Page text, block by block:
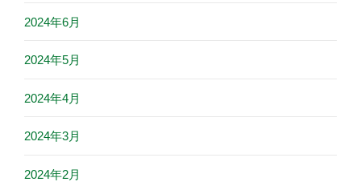
2024年6月
2024年5月
2024年4月
2024年3月
2024年2月